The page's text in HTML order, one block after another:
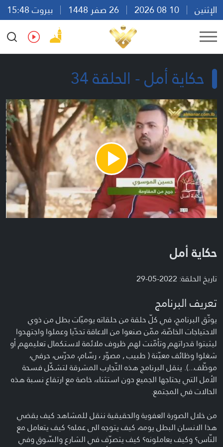
الإثنين
بيروت 15:48
Ar
En Fr Es
حكاية أمل - الحلقة 34
Play
Video
حكاية أمل
تاريخ الحلقة: 2022-05-29
تعريف البرنامج
يوثّق البرنامج، في كلّ حلقة من حلقاته يوميّات بطل من ذوي
الاحتياجات الخاصّة، ممّن صنعوا من الاعاقة تحدّيا وعملوا واجتهدوا
ليثبتوا قدراتهم وتأمّنت لهم ظروف ملائمة لاستكمال تعليمهم أو
شغلوا وظائف معيّنة ( طبيب , مصوّر ، رسّام، مدرّس، حرفي،
موظّف...). ينقل البرنامج هذه التّجارب المشرقة لتشكّل فسحة
الأمل التي يحتاجها الجميع دون استثناء، خاصة مع ارتفاع نسبة هذه
الحالات في المجتمع.
من خلال الصورة العفوية والحقيقية ننقل للمشاهد كيف يقضي
هذا الانسان البطل يومه، كيف يتوجه الى عمله؟ كيف يتعامل مع
النّاس؟ وكيف يعاملونه؟ كيف يتصرّف في الشارع والسّوق وفي